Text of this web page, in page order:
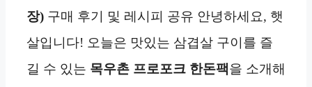
장) 구매 후기 및 레시피 공유 안녕하세요, 햇
살입니다! 오늘은 맛있는 삼겹살 구이를 즐
길 수 있는 목우촌 프로포크 한돈팩을 소개해